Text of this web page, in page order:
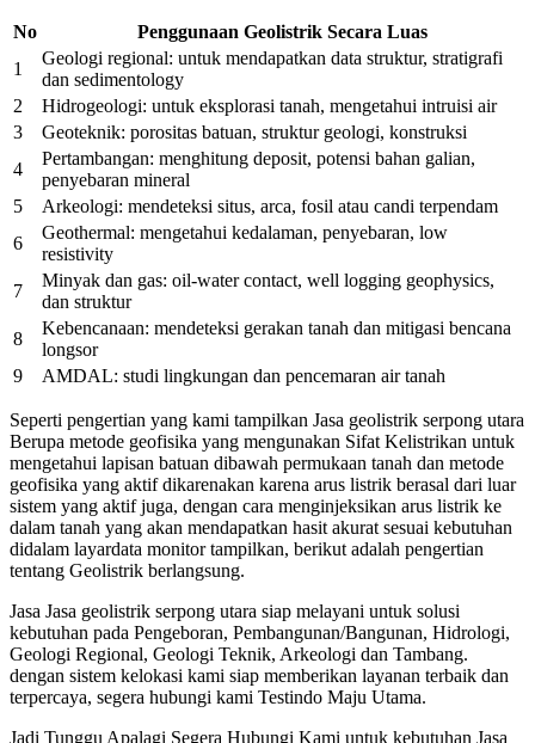
No
Penggunaan Geolistrik Secara Luas
1
Geologi regional: untuk mendapatkan data struktur, stratigrafi
dan sedimentology
2
Hidrogeologi: untuk eksplorasi tanah, mengetahui intruisi air
3
Geoteknik: porositas batuan, struktur geologi, konstruksi
4
Pertambangan: menghitung deposit, potensi bahan galian,
penyebaran mineral
5
Arkeologi: mendeteksi situs, arca, fosil atau candi terpendam
6
Geothermal: mengetahui kedalaman, penyebaran, low
resistivity
7
Minyak dan gas: oil-water contact, well logging geophysics,
dan struktur
8
Kebencanaan: mendeteksi gerakan tanah dan mitigasi bencana
longsor
9
AMDAL: studi lingkungan dan pencemaran air tanah
Seperti pengertian yang kami tampilkan Jasa geolistrik serpong utara
Berupa metode geofisika yang mengunakan Sifat Kelistrikan untuk
mengetahui lapisan batuan dibawah permukaan tanah dan metode
geofisika yang aktif dikarenakan karena arus listrik berasal dari luar
sistem yang aktif juga, dengan cara menginjeksikan arus listrik ke
dalam tanah yang akan mendapatkan hasit akurat sesuai kebutuhan
didalam layardata monitor tampilkan, berikut adalah pengertian
tentang Geolistrik berlangsung.
Jasa Jasa geolistrik serpong utara siap melayani untuk solusi
kebutuhan pada Pengeboran, Pembangunan/Bangunan, Hidrologi,
Geologi Regional, Geologi Teknik, Arkeologi dan Tambang.
dengan sistem kelokasi kami siap memberikan layanan terbaik dan
terpercaya, segera hubungi kami Testindo Maju Utama.
Jadi Tunggu Apalagi Segera Hubungi Kami untuk kebutuhan Jasa